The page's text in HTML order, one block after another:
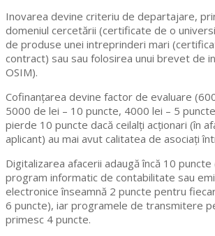
Inovarea devine criteriu de departajare,
domeniul cercetării (certificate de o
de produse unei intreprinderi mari
contract) sau sau folosirea unui brevet de
OSIM).
Cofinanțarea devine factor de evaluare
5000 de lei – 10 puncte, 4000 lei – 5
pierde 10 puncte dacă ceilalți acționari (în
aplicant) au mai avut calitatea de asociați
Digitalizarea afacerii adaugă încă 10
program informatic de contabilitate sau
electronice înseamnă 2 puncte pentru
6 puncte), iar programele de transmitere
primesc 4 puncte.